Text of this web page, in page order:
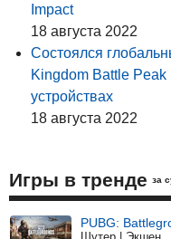
Impact
18 августа 2022
Состоялся
Kingdom Battle
устройствах
18 августа 2022
Игры в тренде за
PUBG: